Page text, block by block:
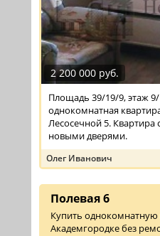
2 200 000 руб.
Площадь 39/19/9, этаж
однокомнатная
Лесосечной 5.
новыми дверями.
Олег Иванович
Полевая 6
Купить однокомнатную
Академгородке без